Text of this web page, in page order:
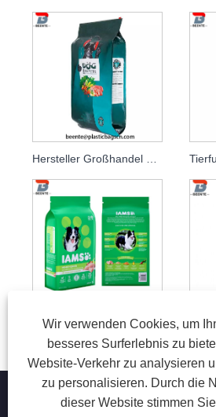
Feuchtigkeitsbeständiger, selbsttragender Tierfutterbeutel mit acht seitlichen Siegeln
Wir verwenden Cookies, um
besseres Surferlebnis zu
Website-Verkehr zu analysieren
zu personalisieren. Durch die
dieser Website stimmen